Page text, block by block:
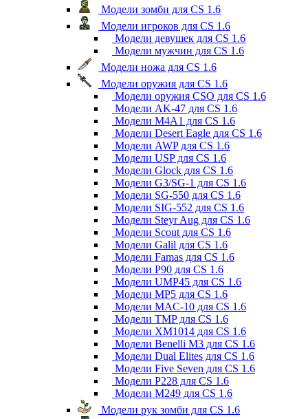
Модели зомби для CS 1.6
Модели игроков для CS 1.6
Модели девушек для CS 1.6
Модели мужчин для CS 1.6
Модели ножа для CS 1.6
Модели оружия для CS 1.6
Модели оружия CSO для CS 1.6
Модели AK-47 для CS 1.6
Модели M4A1 для CS 1.6
Модели Desert Eagle для CS 1.6
Модели AWP для CS 1.6
Модели USP для CS 1.6
Модели Glock для CS 1.6
Модели G3/SG-1 для CS 1.6
Модели SG-550 для CS 1.6
Модели SIG-552 для CS 1.6
Модели Steyr Aug для CS 1.6
Модели Scout для CS 1.6
Модели Galil для CS 1.6
Модели Famas для CS 1.6
Модели P90 для CS 1.6
Модели UMP45 для CS 1.6
Модели MP5 для CS 1.6
Модели MAC-10 для CS 1.6
Модели TMP для CS 1.6
Модели XM1014 для CS 1.6
Модели Benelli M3 для CS 1.6
Модели Dual Elites для CS 1.6
Модели Five Seven для CS 1.6
Модели P228 для CS 1.6
Модели M249 для CS 1.6
Модели рук зомби для CS 1.6